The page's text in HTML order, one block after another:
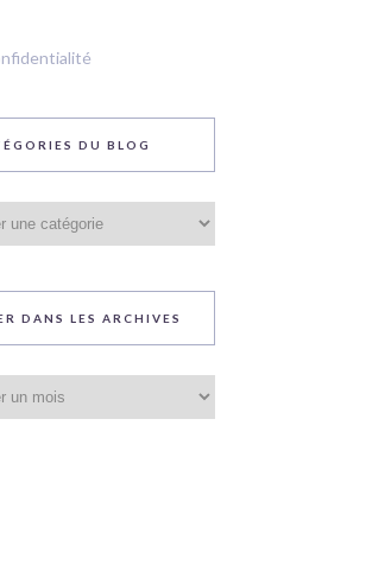
DU BLOG
DANS LES ARCHIVES